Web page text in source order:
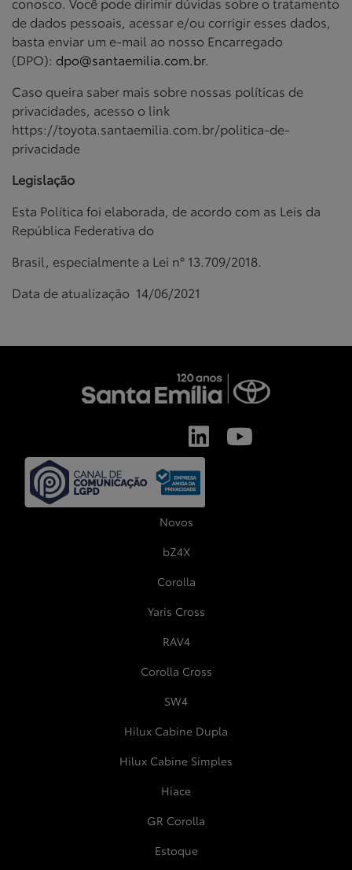
de dados pessoais, acessar e/ou corrigir esses dados,
basta enviar um e‐mail ao nosso Encarregado
(DPO): dpo@santaemilia.com.br.
Caso queira saber mais sobre nossas políticas de
privacidades, acesso o link
https://toyota.santaemilia.com.br/politica-de-
privacidade
Legislação
Esta Política foi elaborada, de acordo com as Leis da
República Federativa do
Brasil, especialmente a Lei nº 13.709/2018.
Data de atualização 14/06/2021
Novos
bZ4X
Corolla
Yaris Cross
RAV4
Corolla Cross
SW4
Hilux Cabine Dupla
Hilux Cabine Simples
Hiace
GR Corolla
Estoque